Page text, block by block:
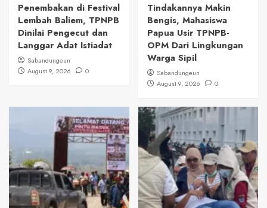
Penembakan di Festival
Lembah Baliem, TPNPB
Dinilai Pengecut dan
Langgar Adat Istiadat
Sabandungeun
August 9, 2026
0
Tindakannya Makin
Bengis, Mahasiswa
Papua Usir TPNPB-
OPM Dari Lingkungan
Warga Sipil
Sabandungeun
August 9, 2026
0